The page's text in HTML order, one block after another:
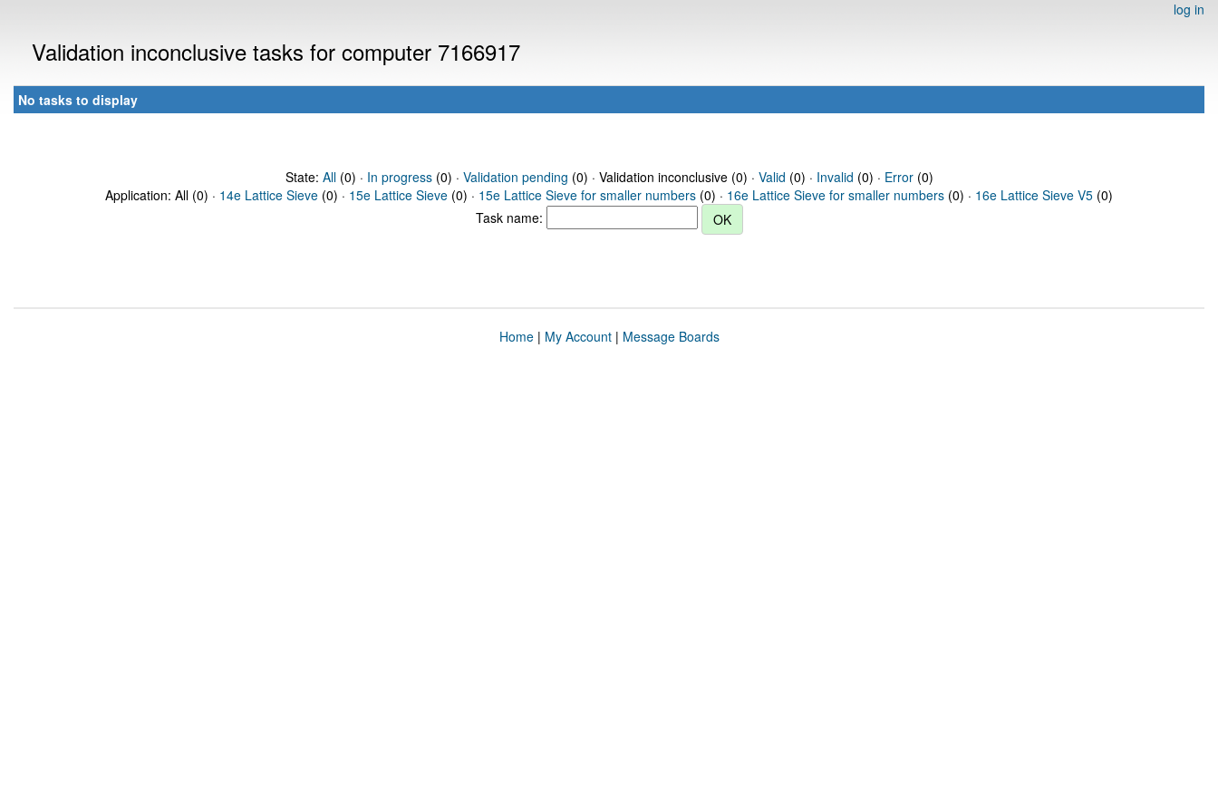
log in
Validation inconclusive tasks for computer 7166917
No tasks to display
State: All(0) · In progress(0) · Validation pending (0) · Validation inconclusive (0) · Valid (0) · Invalid (0) · Error(0)
Application: All (0) · 14e Lattice Sieve (0) · 15e Lattice Sieve (0) · 15e Lattice Sieve for smaller numbers (0) · 16e Lattice Sieve for smaller numbers (0) · 16e Lattice Sieve V5 (0)
Task name:
Home| My Account| Message Boards